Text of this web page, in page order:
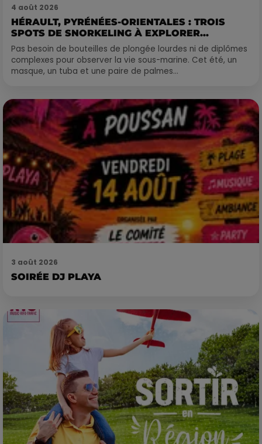
4 août 2026
HÉRAULT, PYRÉNÉES-ORIENTALES : TROIS
SPOTS DE SNORKELING À EXPLORER...
Pas besoin de bouteilles de plongée lourdes ni de diplômes
complexes pour observer la vie sous-marine. Cet été, un
masque, un tuba et une paire de palmes...
3 août 2026
SOIRÉE DJ PLAYA